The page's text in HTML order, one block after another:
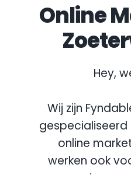
Online
Hey,
Wij zijn
gespecialiseerd
online
werken ook